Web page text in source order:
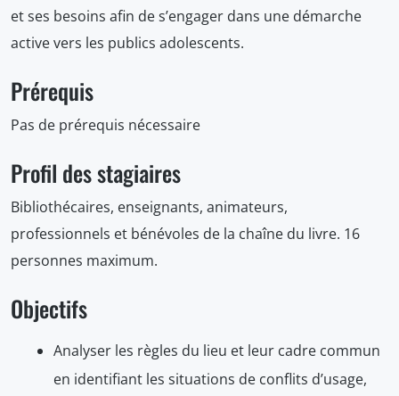
et ses besoins afin de s’engager dans une démarche
active vers les publics adolescents.
Prérequis
Pas de prérequis nécessaire
Profil des stagiaires
Bibliothécaires, enseignants, animateurs,
professionnels et bénévoles de la chaîne du livre. 16
personnes maximum.
Objectifs
Analyser les règles du lieu et leur cadre commun
en identifiant les situations de conflits d’usage,